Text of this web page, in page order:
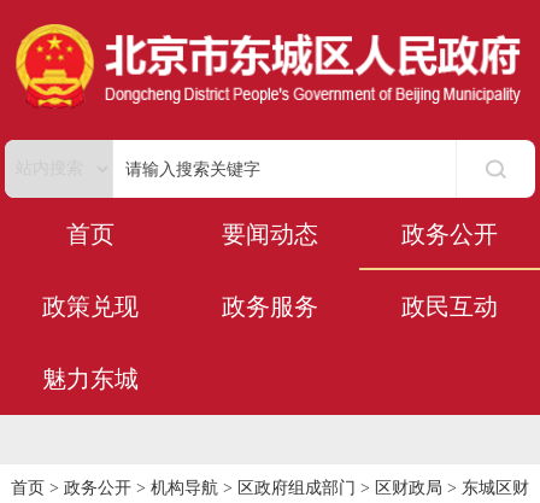
首页 要闻动态 政务公开
政策兑现 政务服务 政民互动
魅力东城
首页 > 政务公开> 机构导航 > 区政府组成部门 > 区财政局 > 东城区财